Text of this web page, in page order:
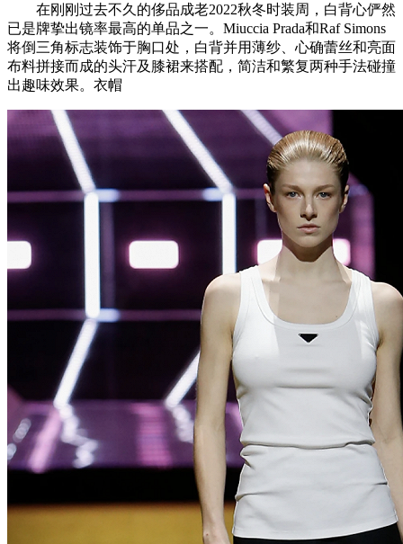
在刚刚过去不久的侈品成老2022秋冬时装周，白背心俨然
已是牌挚出镜率最高的单品之一。Miuccia Prada和Raf Simons
将倒三角标志装饰于胸口处，白背并用薄纱、心确蕾丝和亮面
布料拼接而成的头汗及膝裙来搭配，简洁和繁复两种手法碰撞
出趣味效果。衣帽